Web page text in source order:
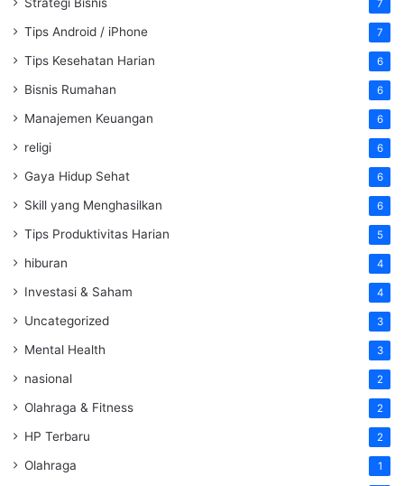
7
Tips Android / iPhone 7
Tips Kesehatan Harian 6
Bisnis Rumahan 6
Manajemen Keuangan 6
religi 6
Gaya Hidup Sehat 6
Skill yang Menghasilkan 6
Tips Produktivitas Harian 5
hiburan 4
Investasi & Saham 4
Uncategorized 3
Mental Health 3
nasional 2
Olahraga & Fitness 2
HP Terbaru 2
Olahraga 1